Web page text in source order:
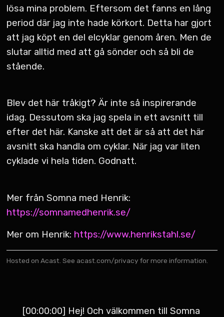
lösa mina problem. Eftersom det fanns en lång
period där jag inte hade körkort. Detta har gjort
att jag köpt en del elcyklar genom åren. Men de
slutar alltid med att gå sönder och så bli de
stående.
Blev det här tråkigt? Är inte så inspirerande
idag. Dessutom ska jag spela in ett avsnitt till
efter det här. Kanske att det är så att det här
avsnitt ska handla om cyklar. När jag var liten
cyklade vi hela tiden. Godnatt.
Mer från Somna med Henrik:
https://somnamedhenrik.se/
Mer om Henrik: https://www.henrikstahl.se/
Hosted on Acast. See acast.com/privacy for more information.
[00:00:00] Hej! Och välkommen till Somna